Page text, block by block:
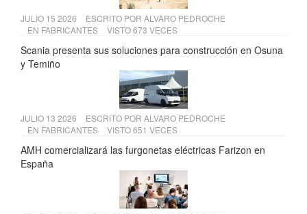
JULIO 15 2026 ESCRITO POR ALVARO PEDROCHE
EN FABRICANTES VISTO 673 VECES
Scania presenta sus soluciones para construcción en Osuna
y Temiño
JULIO 13 2026 ESCRITO POR ALVARO PEDROCHE
EN FABRICANTES VISTO 651 VECES
AMH comercializará las furgonetas eléctricas Farizon en
España